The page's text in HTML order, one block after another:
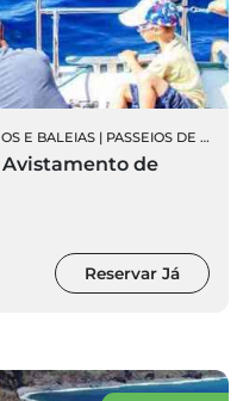
E BALEIAS | PASSEIOS DE BARCO
Avistamento de
Reservar Já